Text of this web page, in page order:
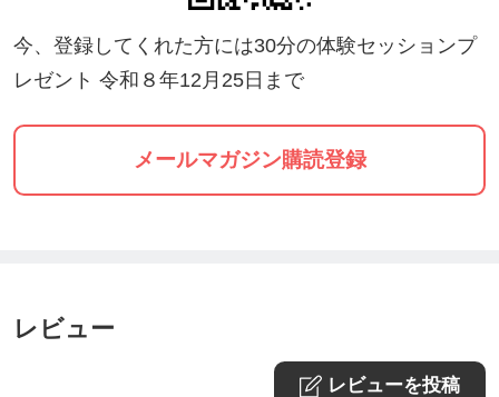
今、登録してくれた方には30分の体験セッションプ
レゼント 令和８年12月25日まで
メールマガジン購読登録
レビュー
レビューを投稿